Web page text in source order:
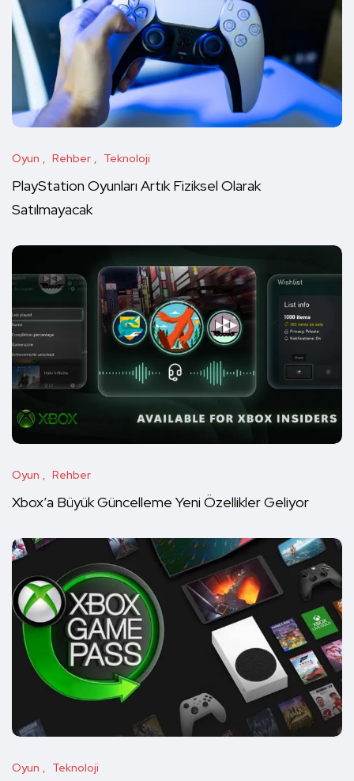
Oyun Rehber Teknoloji
PlayStation Oyunları Artık Fiziksel Olarak
Satılmayacak
Oyun Rehber
Xbox’a Büyük Güncelleme Yeni Özellikler Geliyor
Oyun Teknoloji